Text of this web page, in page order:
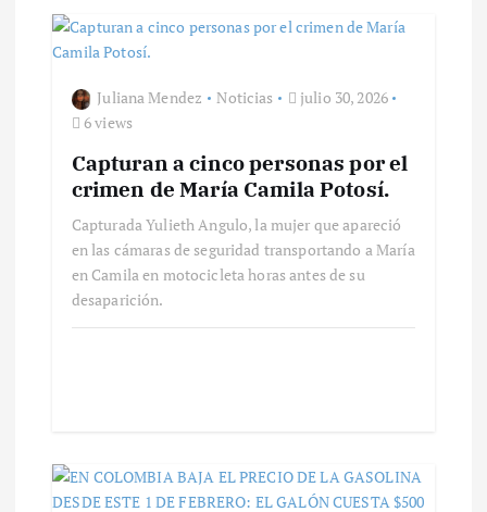
n
d
Juliana Mendez Noticias
julio 30, 2026
6 views
Capturan a cinco personas por el
crimen de María Camila Potosí.
Capturada Yulieth Angulo, la mujer que apareció
en las cámaras de seguridad transportando a María
en Camila en motocicleta horas antes de su
desaparición.